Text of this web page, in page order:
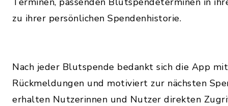
zu ihrer persönlichen Spendenhistorie.
Nach jeder Blutspende bedankt sich die App
Rückmeldungen und motiviert zur nächsten
erhalten Nutzerinnen und Nutzer direkten